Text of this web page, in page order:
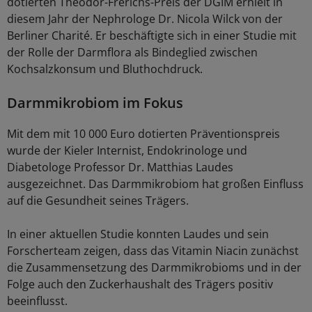
diesem Jahr der Nephrologe Dr. Nicola Wilck von der
Berliner Charité. Er beschäftigte sich in einer Studie mit
der Rolle der Darmflora als Bindeglied zwischen
Kochsalzkonsum und Bluthochdruck.
Darmmikrobiom im Fokus
Mit dem mit 10 000 Euro dotierten Präventionspreis
wurde der Kieler Internist, Endokrinologe und
Diabetologe Professor Dr. Matthias Laudes
ausgezeichnet. Das Darmmikrobiom hat großen Einfluss
auf die Gesundheit seines Trägers.
In einer aktuellen Studie konnten Laudes und sein
Forscherteam zeigen, dass das Vitamin Niacin zunächst
die Zusammensetzung des Darmmikrobioms und in der
Folge auch den Zuckerhaushalt des Trägers positiv
beeinflusst.